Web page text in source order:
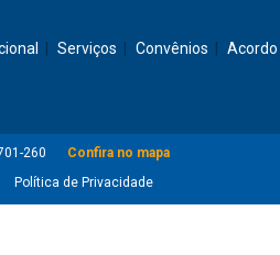
Serviços Convênios Acordo
260
Confira no mapa
Política de Privacidade